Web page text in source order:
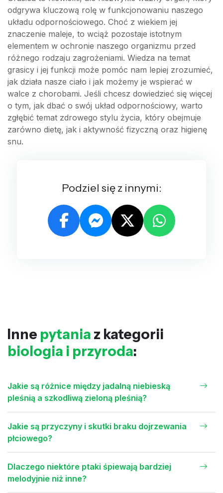
odgrywa kluczową rolę w funkcjonowaniu naszego
układu odpornościowego. Choć z wiekiem jej
znaczenie maleje, to wciąż pozostaje istotnym
elementem w ochronie naszego organizmu przed
różnego rodzaju zagrożeniami. Wiedza na temat
grasicy i jej funkcji może pomóc nam lepiej zrozumieć,
jak działa nasze ciało i jak możemy je wspierać w
walce z chorobami. Jeśli chcesz dowiedzieć się więcej
o tym, jak dbać o swój układ odpornościowy, warto
zgłębić temat zdrowego stylu życia, który obejmuje
zarówno dietę, jak i aktywność fizyczną oraz higienę
snu.
Podziel się z innymi:
Inne pytania z kategorii
biologia i przyroda:
Jakie są różnice między jadalną niebieską
pleśnią a szkodliwą zieloną pleśnią?
Jakie są przyczyny i skutki braku dojrzewania
płciowego?
Dlaczego niektóre ptaki śpiewają bardziej
melodyjnie niż inne?